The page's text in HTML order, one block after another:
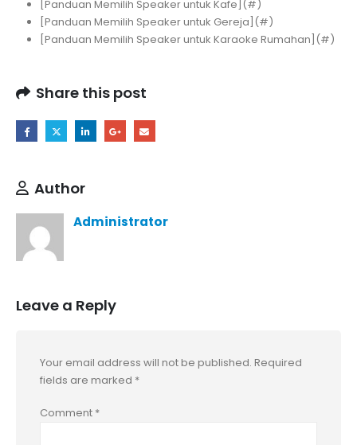
[Panduan Memilih Speaker untuk Kafe](#)
[Panduan Memilih Speaker untuk Gereja](#)
[Panduan Memilih Speaker untuk Karaoke Rumahan](#)
Share this post
Author
Administrator
Leave a Reply
Your email address will not be published. Required
fields are marked *
Comment *